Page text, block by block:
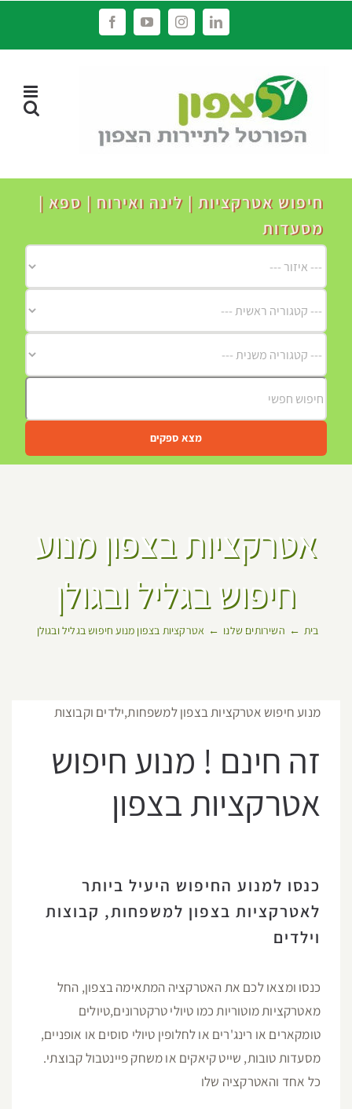
LinkedIn
Instagram
YouTube
Facebook
חיפוש אטרקציות | לינה ואירוח | ספא |
מסעדות
מצא ספקים
אטרקציות בצפון מנוע
חיפוש בגליל ובגולן
בית השירותים שלנו אטרקציות בצפון מנוע חיפוש בגליל ובגולן
מנוע חיפוש אטרקציות בצפון למשפחות,ילדים וקבוצות
זה חינם ! מנוע חיפוש
אטרקציות בצפון
כנסו למנוע החיפוש היעיל ביותר
לאטרקציות בצפון למשפחות, קבוצות
וילדים
כנסו ומצאו לכם את האטרקציה המתאימה בצפון, החל
מאטרקציות מוטוריות כמו טיולי טרקטרונים,טיולים
טומקארים או רינג'רים או לחלופין טיולי סוסים או אופניים,
מסעדות טובות, שייט קיאקים או משחק פיינטבול קבוצתי.
כל אחד והאטרקציה שלו